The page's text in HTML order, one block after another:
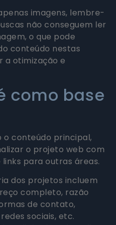
imagens, lembre-
não conseguem ler
o que pode
conteúdo nestas
a otimização e
como base
o conteúdo principal,
o projeto web com
para outras áreas.
dos projetos incluem
completo, razão
de contato,
sociais, etc.